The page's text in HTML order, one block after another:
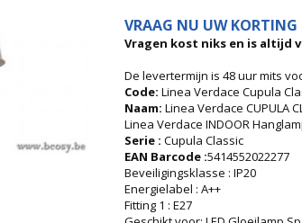
VRAAG NU UW
Vragen kost niks en is altijd
De levertermijn is 48 uur mits
Code: Linea Verdace Cupula
Naam: Linea Verdace CUPULA
Linea Verdace INDOOR
Serie : Cupula Classic
EAN Barcode :5414552022277
Beveiligingsklasse : IP20
Energielabel : A++
Fitting 1 : E27